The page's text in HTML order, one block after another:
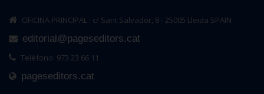
OFICINA PRINCIPAL : c/ Sant Salvador, 8 - 25005 Lleida SPAIN
editorial@pageseditors.cat
Teléfono: 973 23 66 11
pageseditors.cat